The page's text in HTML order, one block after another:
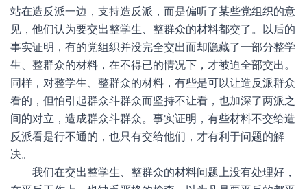
站在造反派一边，支持造反派，而是偏听了某些党组织的意
见，他们认为要交出整学生、整群众的材料都交了。以后的
事实证明，有的党组织并没完全交出而却隐藏了一部分整学
生、整群众的材料，在不得已的情况下，才被迫全部交出。
同样，对整学生、整群众的材料，有些是可以让造反派群众
看的，但怕引起群众斗群众而坚持不让看，也加深了两派之
间的对立，造成群众斗群众。事实证明，有些材料不交给造
反派看是行不通的，也只有交给他们，才有利于问题的解
决。
我们在交出整学生、整群众的材料问题上没有处理好，